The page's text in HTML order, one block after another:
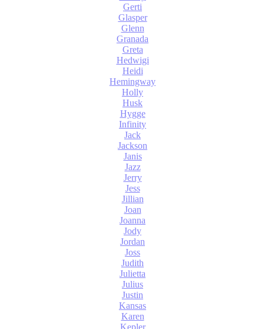
Gerti
Glasper
Glenn
Granada
Greta
Hedwigi
Heidi
Hemingway
Holly
Husk
Hygge
Infinity
Jack
Jackson
Janis
Jazz
Jerry
Jess
Jillian
Joan
Joanna
Jody
Jordan
Joss
Judith
Julietta
Julius
Justin
Kansas
Karen
Kepler